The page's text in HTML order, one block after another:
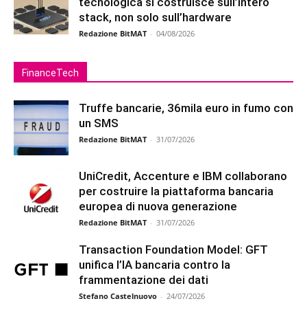
stack, non solo sull’hardware
Redazione BitMAT - 04/08/2026
FinanceTech
Truffe bancarie, 36mila euro in fumo con
un SMS
Redazione BitMAT - 31/07/2026
UniCredit, Accenture e IBM collaborano
per costruire la piattaforma bancaria
europea di nuova generazione
Redazione BitMAT - 31/07/2026
Transaction Foundation Model: GFT
unifica l’IA bancaria contro la
frammentazione dei dati
Stefano Castelnuovo - 24/07/2026